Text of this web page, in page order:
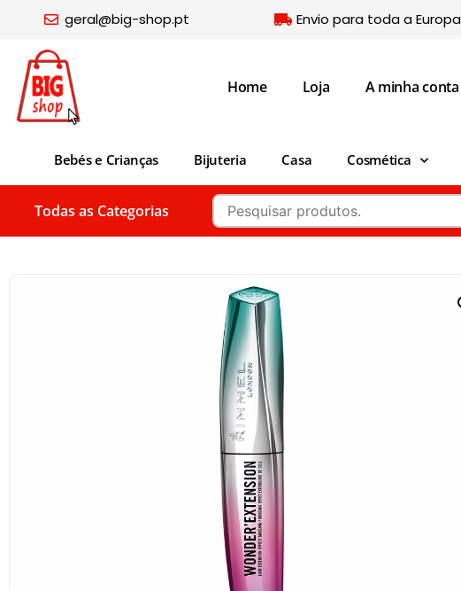
geral@big-shop.pt Envio para toda a Europa
Home Loja A minha conta
Bebés e Crianças Bijuteria Casa Cosmética
Todas as Categorias